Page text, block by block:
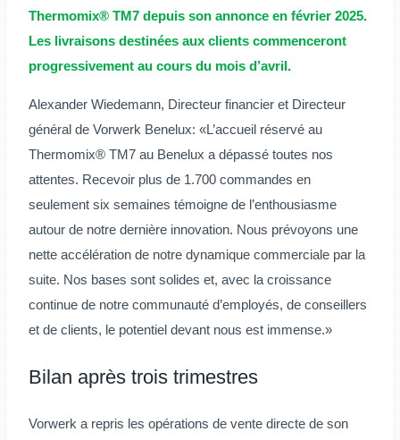
Thermomix® TM7 depuis son annonce en février 2025.
Les livraisons destinées aux clients commenceront
progressivement au cours du mois d’avril.
Alexander Wiedemann, Directeur financier et Directeur
général de Vorwerk Benelux: «L’accueil réservé au
Thermomix® TM7 au Benelux a dépassé toutes nos
attentes. Recevoir plus de 1.700 commandes en
seulement six semaines témoigne de l’enthousiasme
autour de notre dernière innovation. Nous prévoyons une
nette accélération de notre dynamique commerciale par la
suite. Nos bases sont solides et, avec la croissance
continue de notre communauté d’employés, de conseillers
et de clients, le potentiel devant nous est immense.»
Bilan après trois trimestres
Vorwerk a repris les opérations de vente directe de son